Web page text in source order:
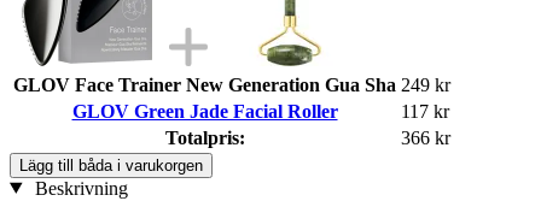
GLOV Face Trainer New Generation Gua Sha 249 kr
GLOV Green Jade Facial Roller
117 kr
Totalpris:
366 kr
Lägg till båda i varukorgen
Beskrivning